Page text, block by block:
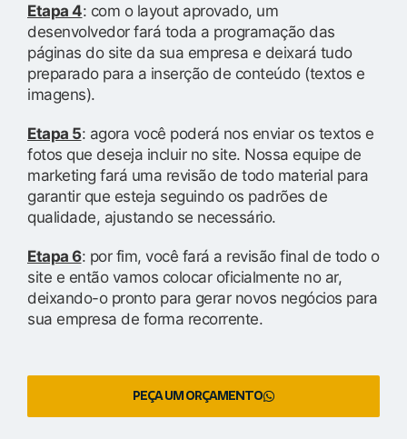
Etapa 4: com o layout aprovado, um
desenvolvedor fará toda a programação das
páginas do site da sua empresa e deixará tudo
preparado para a inserção de conteúdo (textos e
imagens).
Etapa 5: agora você poderá nos enviar os textos e
fotos que deseja incluir no site. Nossa equipe de
marketing fará uma revisão de todo material para
garantir que esteja seguindo os padrões de
qualidade, ajustando se necessário.
Etapa 6: por fim, você fará a revisão final de todo o
site e então vamos colocar oficialmente no ar,
deixando-o pronto para gerar novos negócios para
sua empresa de forma recorrente.
PEÇA UM ORÇAMENTO